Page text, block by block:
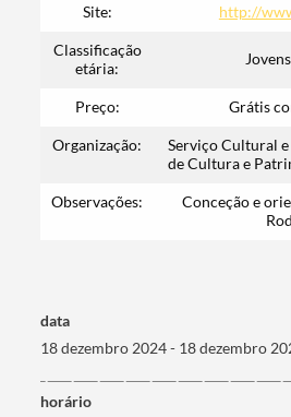
Termo de Pesquisa
Site: http://
Classificação
etária:
Preço: Grátis
Organização:
Serviço Cultural
de Cultura e
Observações:
Conceção e
data
18 dezembro 2024 - 18 dezembro
horário